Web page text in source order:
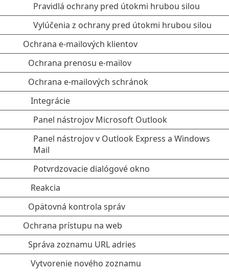
Pravidlá ochrany pred útokmi hrubou silou
Vylúčenia z ochrany pred útokmi hrubou silou
Ochrana e-mailových klientov
Ochrana prenosu e-mailov
Ochrana e‑mailových schránok
Integrácie
Panel nástrojov Microsoft Outlook
Panel nástrojov v Outlook Express a Windows
Mail
Potvrdzovacie dialógové okno
Reakcia
Opätovná kontrola správ
Ochrana prístupu na web
Správa zoznamu URL adries
Vytvorenie nového zoznamu